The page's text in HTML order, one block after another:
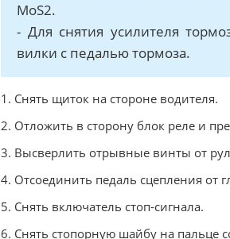
MoS2.
- Для снятия усилителя
вилки с педалью тормоза.
1. Снять щиток на стороне водителя.
2. Отложить в сторону блок реле и
3. Высверлить отрывные винты от
4. Отсоединить педаль сцепления от
5. Снять включатель стоп-сигнала.
6. Снять стопорную шайбу на пальце